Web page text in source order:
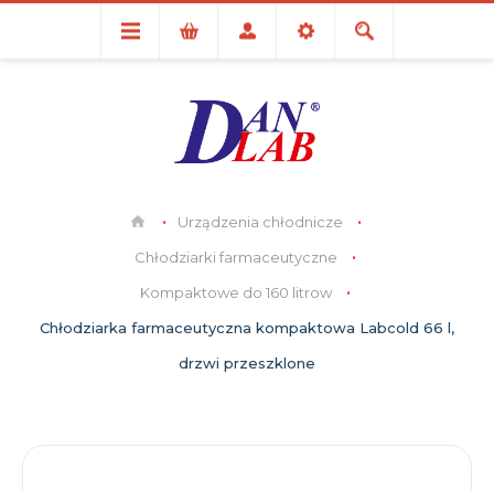
Urządzenia chłodnicze
Chłodziarki farmaceutyczne
Kompaktowe do 160 litrow
Chłodziarka farmaceutyczna kompaktowa Labcold 66 l,
drzwi przeszklone